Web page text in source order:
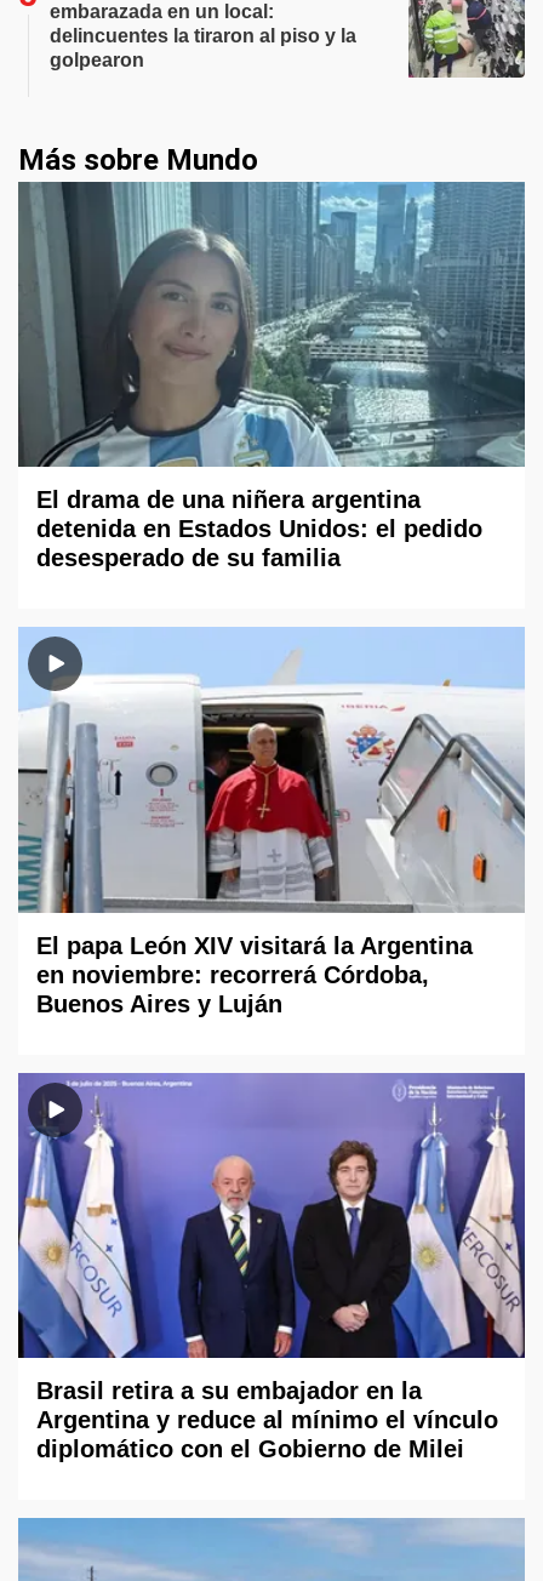
embarazada en un local:
delincuentes la tiraron al piso y la
golpearon
Más sobre Mundo
El drama de una niñera argentina
detenida en Estados Unidos: el pedido
desesperado de su familia
El papa León XIV visitará la Argentina
en noviembre: recorrerá Córdoba,
Buenos Aires y Luján
Brasil retira a su embajador en la
Argentina y reduce al mínimo el vínculo
diplomático con el Gobierno de Milei